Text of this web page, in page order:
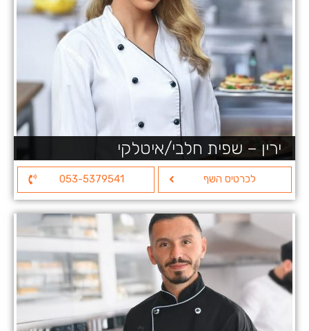
ירין – שפית חלבי/איטלקי
לכרטיס השף 053-5379541